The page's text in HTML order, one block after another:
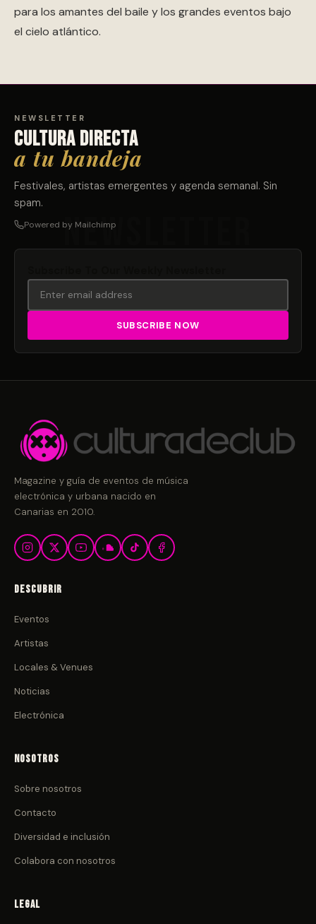
para los amantes del baile y los grandes eventos bajo
el cielo atlántico.
NEWSLETTER
Cultura directa
a tu bandeja
Festivales, artistas emergentes y agenda semanal. Sin
spam.
Powered by Mailchimp
Magazine y guía de eventos de música
electrónica y urbana nacido en
Canarias en 2010.
Descubrir
Eventos
Artistas
Locales & Venues
Noticias
Electrónica
Nosotros
Sobre nosotros
Contacto
Diversidad e inclusión
Colabora con nosotros
Legal